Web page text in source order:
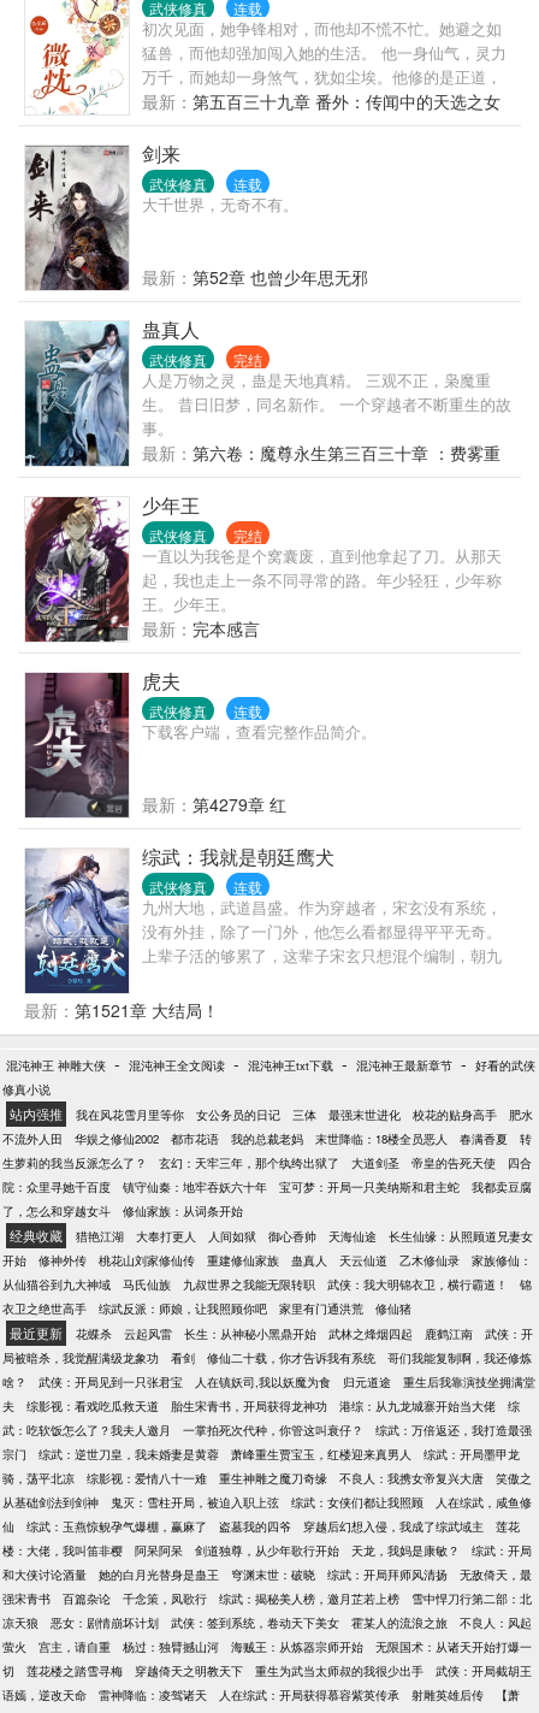
武侠修真 连载
初次见面，她争锋相对，而他却不慌不忙。她避之如
猛兽，而他却强加闯入她的生活。 他一身仙气，灵力
万千，而她却一身煞气，犹如尘埃。他修的是正道，
而她练的却是妖术。 美丽的东西谁都拒绝不了，她也
一样。他就像是一颗糖果，让她一步步沦陷，可奈何
仙妖殊途，他们之间终是不能善终… 她爱他，似护守
昙花，小心翼翼，亦步亦趋。 “你我本殊途。”她平淡
的说着绝情的话。 他爱她，如飞蛾扑火，轰轰烈烈，
永不放弃。 “可是这三界之事，大多都是殊途同归。”
的痛。 无论说着怎样伤人的话，都无法放弃爱他的心
意。 他曾追求过，他曾放弃过… 微忱，我丢掉一切，
就是为了空出手来拥抱你。 他为她成妖成魔，他为她
死而复生。 “奂之，我是爱你的，所以无论多久，我都
愿意等。”
最新： 第五百三十九章 番外：传闻中的天选之女
剑来
武侠修真 连载
大千世界，无奇不有。
最新： 第52章 也曾少年思无邪
蛊真人
武侠修真 完结
人是万物之灵，蛊是天地真精。 三观不正，枭魔重
生。 昔日旧梦，同名新作。 一个穿越者不断重生的故
事。
最新： 第六卷：魔尊永生第三百三十章 ：费雾重
生
少年王
武侠修真 完结
一直以为我爸是个窝囊废，直到他拿起了刀。从那天
起，我也走上一条不同寻常的路。年少轻狂，少年称
王。少年王。
最新： 完本感言
虎夫
武侠修真 连载
下载客户端，查看完整作品简介。
最新： 第4279章 红
综武：我就是朝廷鹰犬
武侠修真 连载
九州大地，武道昌盛。作为穿越者，宋玄没有系统，
没有外挂，除了一门外，他怎么看都显得平平无奇。
上辈子活的够累了，这辈子宋玄只想混个编制，朝九
的宋玄渐渐发现，他想混日子，可总是有人急着上门
来送死。怎么办？只能想办法全埋了！（本书综武，
谢！）
最新： 第1521章 大结局！
混沌神王 神雕大侠 - 混沌神王全文阅读 - 混沌神王txt下载 - 混沌神王最新章节 - 好看的武侠
修真小说
站内强推 我在风花雪月里等你 女公务员的日记 三体 最强末世进化 校花的贴身高手
肥水
不流外人田
华娱之修仙2002 都市花语 我的总裁老妈 末世降临：18楼全员恶人 春满香夏
转
生萝莉的我当反派怎么了？
玄幻：天牢三年，那个纨绔出狱了 大道剑圣 帝皇的告死天使
四合
院：众里寻她千百度
镇守仙秦：地牢吞妖六十年 宝可梦：开局一只美纳斯和君主蛇
我都卖豆腐
了，怎么和穿越女斗
修仙家族：从词条开始
经典收藏 猎艳江湖 大奉打更人 人间如狱 御心香帅 天海仙途
长生仙缘：从照顾道兄妻女
开始
修神外传 桃花山刘家修仙传 重建修仙家族 蛊真人 天云仙道 乙木修仙录
家族修仙：
从仙猫谷到九大神域
马氏仙族 九叔世界之我能无限转职 武侠：我大明锦衣卫，横行霸道！
锦
衣卫之绝世高手
综武反派：师娘，让我照顾你吧 家里有门通洪荒 修仙猪
最近更新 花蝶杀 云起风雷 长生：从神秘小黑鼎开始 武林之烽烟四起 鹿鹤江南
武侠：开
局被暗杀，我觉醒满级龙象功
看剑 修仙二十载，你才告诉我有系统
哥们我能复制啊，我还修炼
啥？
武侠：开局见到一只张君宝 人在镇妖司,我以妖魔为食 归元道途
重生后我靠演技坐拥满堂
夫
综影视：看戏吃瓜救天道 胎生宋青书，开局获得龙神功 港综：从九龙城寨开始当大佬
综
武：吃软饭怎么了？我夫人邀月
一掌拍死次代种，你管这叫衰仔？
综武：万倍返还，我打造最强
宗门
综武：逆世刀皇，我未婚妻是黄蓉 萧峰重生贾宝玉，红楼迎来真男人
综武：开局墨甲龙
骑，荡平北凉
综影视：爱情八十一难 重生神雕之魔刀奇缘 不良人：我携女帝复兴大唐
笑傲之
从基础剑法到剑神
鬼灭：雪柱开局，被迫入职上弦 综武：女侠们都让我照顾
人在综武，咸鱼修
仙
综武：玉燕惊鲵孕气爆棚，赢麻了 盗墓我的四爷 穿越后幻想入侵，我成了综武域主
莲花
楼：大佬，我叫笛非樱
阿呆阿呆 剑道独尊，从少年歌行开始 天龙，我妈是康敏？
综武：开局
和大侠讨论酒量
她的白月光替身是蛊王 穹渊末世：破晓 综武：开局拜师风清扬
无敌倚天，最
强宋青书
百篇杂论 千念策，凤歌行 综武：揭秘美人榜，邀月芷若上榜
雪中悍刀行第二部：北
凉天狼
恶女：剧情崩坏计划 武侠：签到系统，卷动天下美女 霍某人的流浪之旅
不良人：风起
萤火
宫主，请自重 杨过：独臂撼山河 海贼王：从炼器宗师开始
无限国术：从诸天开始打爆一
切
莲花楼之踏雪寻梅 穿越倚天之明教天下 重生为武当太师叔的我很少出手
武侠：开局截胡王
语嫣，逆改天命
雷神降临：凌驾诸天 人在综武：开局获得慕容紫英传承 射雕英雄后传
【萧